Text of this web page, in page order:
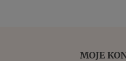
MOJE